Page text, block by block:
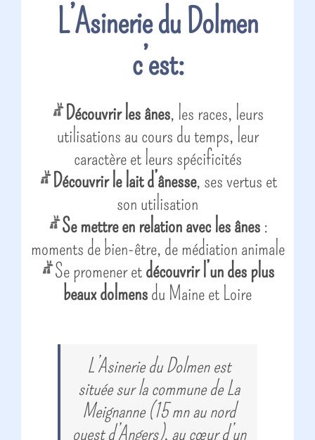
L’Asinerie du Dolmen
c’est:
Découvrir les ânes, les races, leurs
utilisations au cours du temps, leur
caractère et leurs spécificités
Découvrir le lait d’ânesse, ses vertus et
son utilisation
Se mettre en relation avec les ânes:
moments de bien-être, de médiation animale
Se promener etdécouvrir l’un des plus
beaux dolmensdu Maine et Loire
L’Asinerie du Dolmen est
située sur la commune de La
Meignanne (15 mn au nord
ouest d’Angers), au cœur d’un